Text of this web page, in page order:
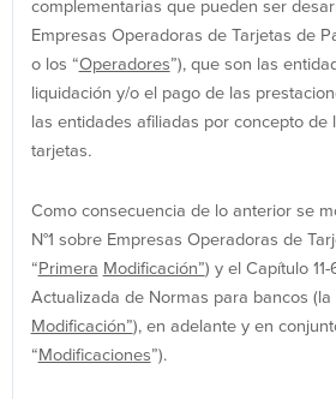
complementarias que pueden ser
Empresas Operadoras de Tarjetas de
o los “Operadores”), que son las
liquidación y/o el pago de las
las entidades afiliadas por concepto de
tarjetas.
Como consecuencia de lo anterior se
N°1 sobre Empresas Operadoras de
“Primera Modificación”) y el Capítulo
Actualizada de Normas para bancos (la
Modificación”), en adelante y en
“Modificaciones”).